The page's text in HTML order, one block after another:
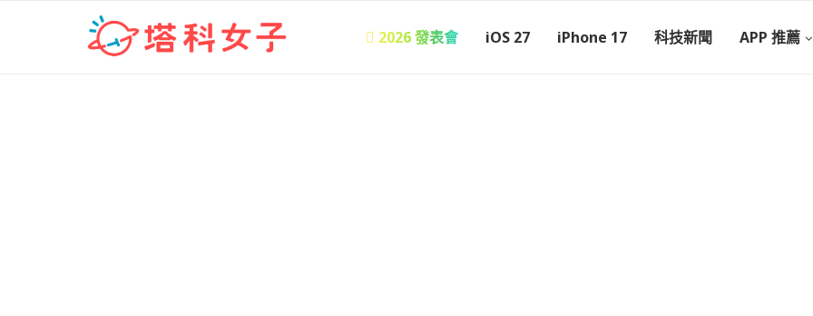
 2026 發表會 iOS 27 iPhone 17 科技新聞 APP 推薦